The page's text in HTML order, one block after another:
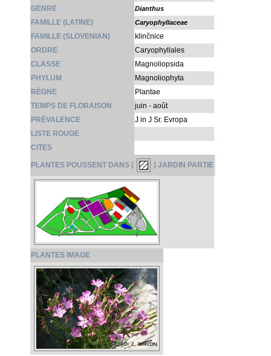
GENRE
Dianthus
FAMILLE (LATINE) Caryophyllaceae
FAMILLE (SLOVENIAN)
klinčnice
ORDRE
Caryophyllales
CLASSE
Magnoliopsida
PHYLUM
Magnoliophyta
RÈGNE
Plantae
TEMPS DE FLORAISON
juin - août
PRÉVALENCE
J in J Sr. Evropa
LISTE ROUGE
CITES
PLANTES POUSSENT DANS ( ) JARDIN PARTIE
PLANTES IMAGE